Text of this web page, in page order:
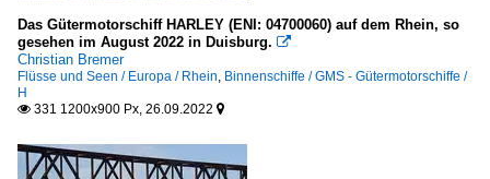
Das Gütermotorschiff HARLEY (ENI: 04700060) auf dem Rhein, so
gesehen im August 2022 in Duisburg. 
Christian Bremer
Flüsse und Seen / Europa / Rhein, Binnenschiffe / GMS - Gütermotorschiffe /
H
 331 1200x900 Px, 26.09.2022 